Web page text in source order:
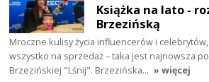
Książka na lato -
Brzezińską
Mroczne kulisy życia influencerów i
wszystko na sprzedaż – taka jest najnowsza
Brzezińskiej "Lśnij". Brzezińska… » więcej